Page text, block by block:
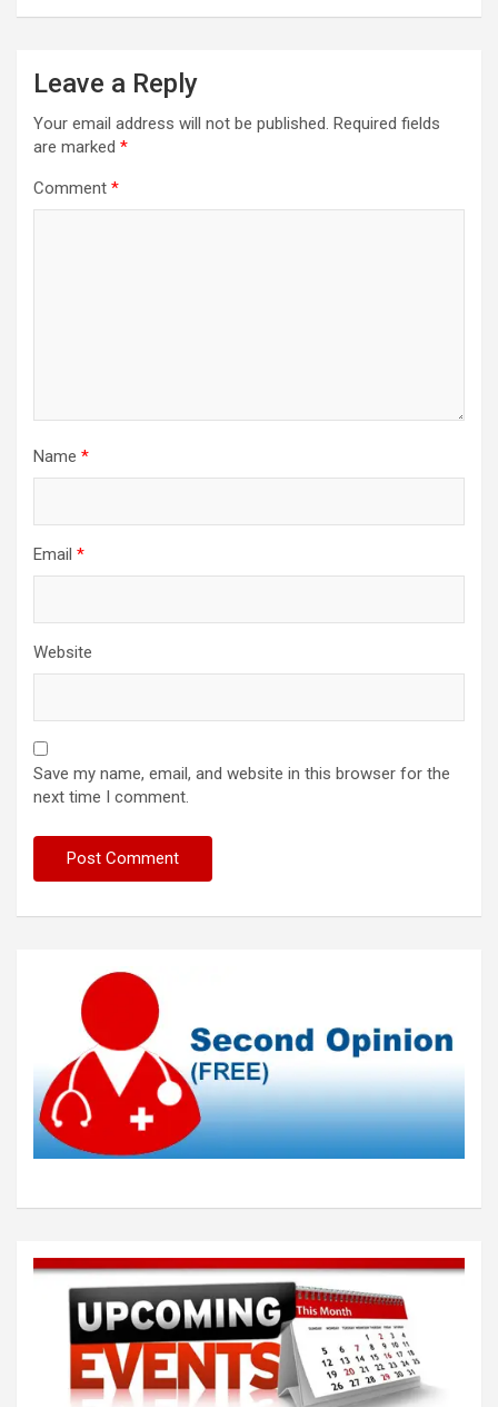
Leave a Reply
Your email address will not be published. Required fields
are marked *
Comment *
Name *
Email *
Website
Save my name, email, and website in this browser for the
next time I comment.